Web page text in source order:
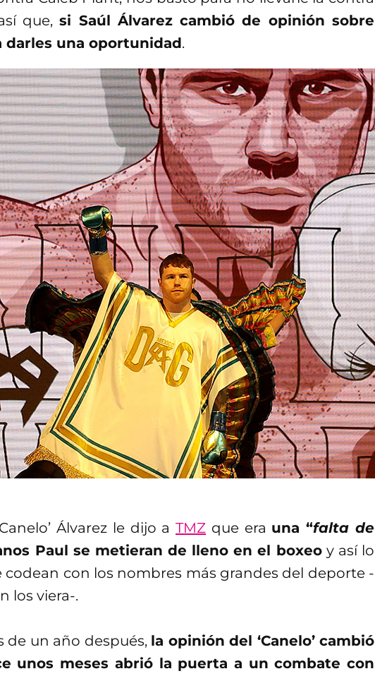
que,si Saúl Álvarez cambió de opinión sobre
darles una oportunidad.
Álvarez le dijo aTMZ que era una “falta de
Paul se metieran de lleno en el boxeoy así lo
codean con los nombres más grandes del deporte -
los viera-.
de un año después, la opinión del ‘Canelo’ cambió
unos meses abrió la puerta a un combate con